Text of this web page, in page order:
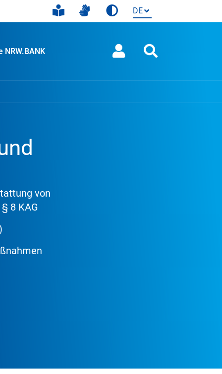
NRW.BANK
von
8 KAG